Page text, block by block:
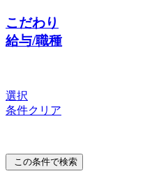
こだわり
給与/職種
選択
条件クリア
この条件で検索